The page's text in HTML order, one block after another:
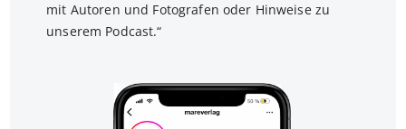
mit Autoren und Fotografen oder Hinweise zu
unserem Podcast.“